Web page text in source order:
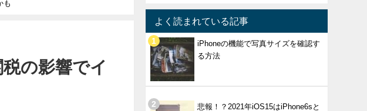
も
の影響でイ
よく読まれている記事
iPhoneの機能で写真サイズを確認す
る方法
悲報！？2021年iOS15はiPhone6sと